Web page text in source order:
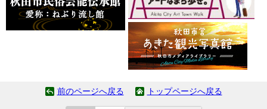
前のページへ戻る トップページへ戻る